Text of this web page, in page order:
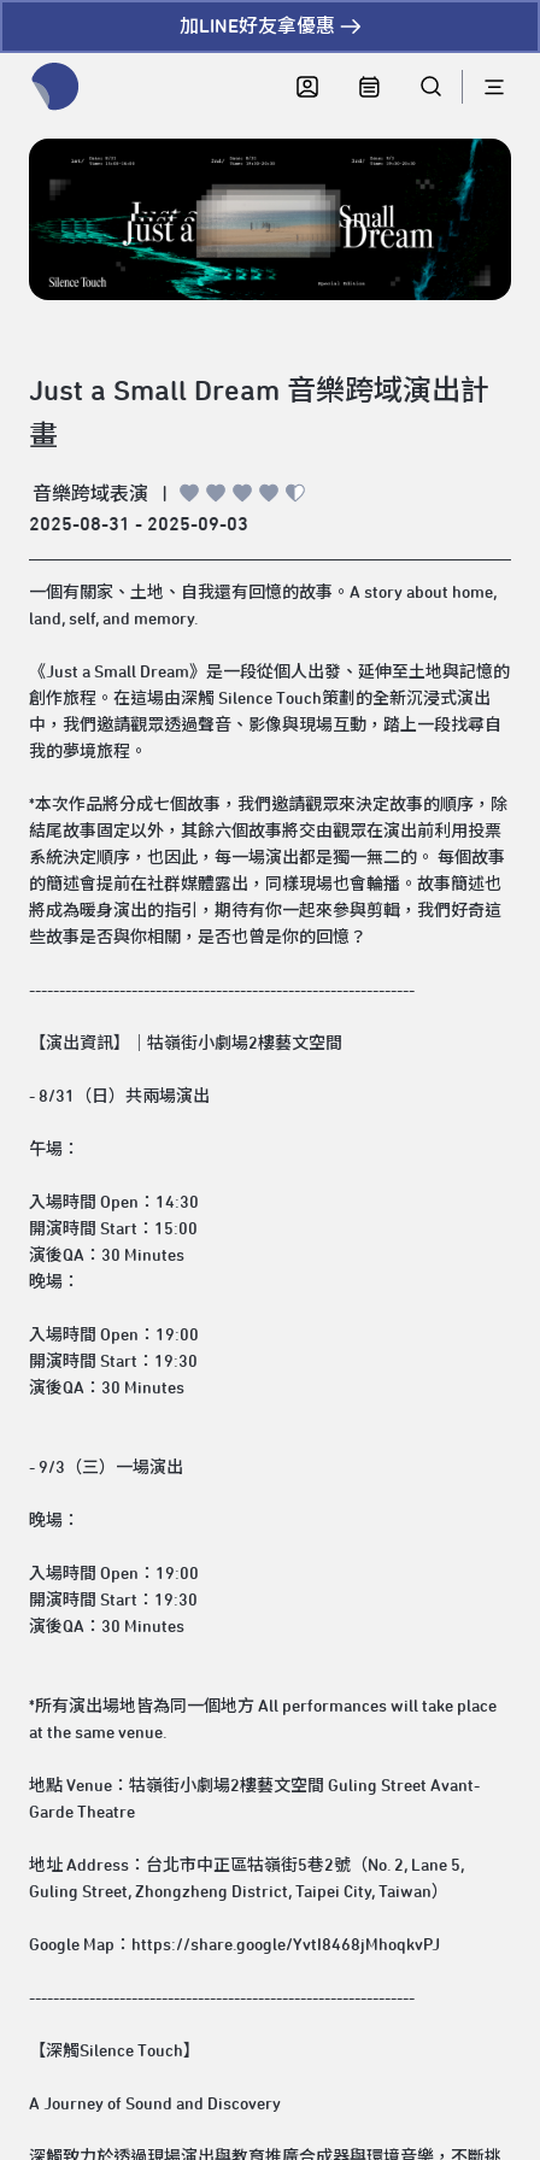
加LINE好友拿優惠
Just a Small Dream 音樂跨域演出計
畫
音樂跨域表演
|
2025-08-31 - 2025-09-03
一個有關家、土地、自我還有回憶的故事。A story about home,
land, self, and memory.
《Just a Small Dream》是一段從個人出發、延伸至土地與記憶的
創作旅程。在這場由深觸 Silence Touch策劃的全新沉浸式演出
中，我們邀請觀眾透過聲音、影像與現場互動，踏上一段找尋自
我的夢境旅程。
*本次作品將分成七個故事，我們邀請觀眾來決定故事的順序，除
結尾故事固定以外，其餘六個故事將交由觀眾在演出前利用投票
系統決定順序，也因此，每一場演出都是獨一無二的。 每個故事
的簡述會提前在社群媒體露出，同樣現場也會輪播。故事簡述也
將成為暖身演出的指引，期待有你一起來參與剪輯，我們好奇這
些故事是否與你相關，是否也曾是你的回憶？
----------------------------------------------------------------
【演出資訊】｜牯嶺街小劇場2樓藝文空間
- 8/31（日）共兩場演出
午場：
入場時間 Open：14:30
開演時間 Start：15:00
演後QA：30 Minutes
晚場：
入場時間 Open：19:00
開演時間 Start：19:30
演後QA：30 Minutes
- 9/3（三）一場演出
晚場：
入場時間 Open：19:00
開演時間 Start：19:30
演後QA：30 Minutes
*所有演出場地皆為同一個地方 All performances will take place
at the same venue.
地點 Venue：牯嶺街小劇場2樓藝文空間 Guling Street Avant-
Garde Theatre
地址 Address：台北市中正區牯嶺街5巷2號（No. 2, Lane 5,
Guling Street, Zhongzheng District, Taipei City, Taiwan）
Google Map：https://share.google/YvtI8468jMhoqkvPJ
----------------------------------------------------------------
【深觸Silence Touch】
A Journey of Sound and Discovery